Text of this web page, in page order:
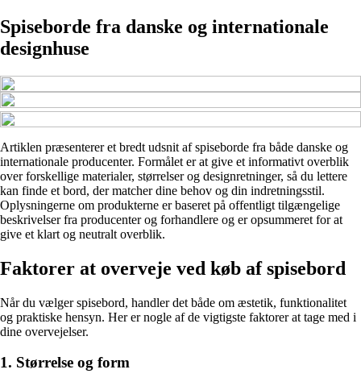
Spiseborde fra danske og internationale
designhuse
Artiklen præsenterer et bredt udsnit af spiseborde fra både danske og
internationale producenter. Formålet er at give et informativt overblik
over forskellige materialer, størrelser og designretninger, så du lettere
kan finde et bord, der matcher dine behov og din indretningsstil.
Oplysningerne om produkterne er baseret på offentligt tilgængelige
beskrivelser fra producenter og forhandlere og er opsummeret for at
give et klart og neutralt overblik.
Faktorer at overveje ved køb af spisebord
Når du vælger spisebord, handler det både om æstetik, funktionalitet
og praktiske hensyn. Her er nogle af de vigtigste faktorer at tage med i
dine overvejelser.
1. Størrelse og form